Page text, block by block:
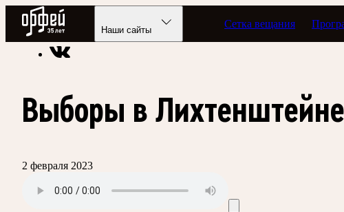
Радио Орфей
Наши сайты
Сетка вещания
Радио классической музыки «Орфей» Подкасты Былое и даты
Выборы в Лихтенштейне
2 февраля 2023